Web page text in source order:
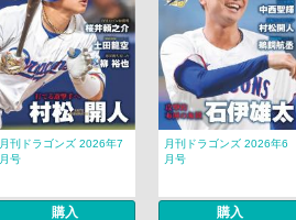
月刊ドラゴンズ 2026年7
月号
購入
月刊ドラゴンズ 2026年6
月号
購入